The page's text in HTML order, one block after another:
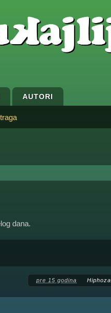
AUTORI
dana.
pre 15 godina Hiphoza